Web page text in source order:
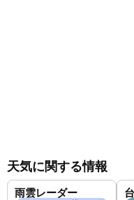
天気に関する情報
雨雲レーダー